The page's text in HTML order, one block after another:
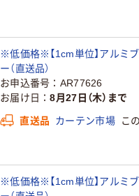
※低価格※【1cm単位】アルミ
ー（直送品）
お申込番号
AR77626
お届け日
8月27日（木）まで
直送品 カーテン市場 こ
※低価格※【1cm単位】アルミ